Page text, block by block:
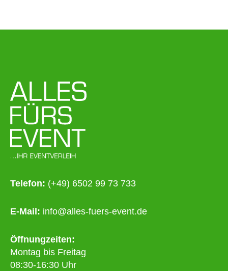
Telefon: (+49) 6502 99 73 733
E-Mail: info@alles-fuers-event.de
Öffnungzeiten:
Montag bis Freitag
08:30-16:30 Uhr